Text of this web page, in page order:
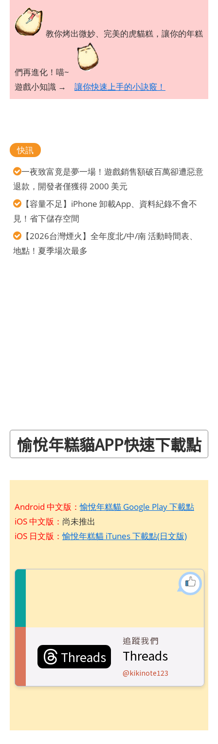
教你烤出微妙、完美的虎貓糕，讓你的年糕
們再進化！喵~
遊戲小知識 → 讓你快速上手的小訣竅！
快訊
一夜致富竟是夢一場！遊戲銷售額破百萬卻遭惡意
退款，開發者僅獲得 2000 美元
【容量不足】iPhone 卸載App、資料紀錄不會不
見！省下儲存空間
【2026台灣煙火】全年度北/中/南 活動時間表、
地點！夏季場次最多
愉悅年糕貓APP快速下載點
Android 中文版：愉悅年糕貓 Google Play 下載點
iOS 中文版： 尚未推出
iOS 日文版：愉悅年糕貓 iTunes 下載點(日文版)
Threads
追蹤我們
Threads
@kikinote123